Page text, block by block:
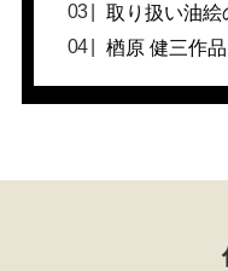
取り扱い油絵
楢原 健三作